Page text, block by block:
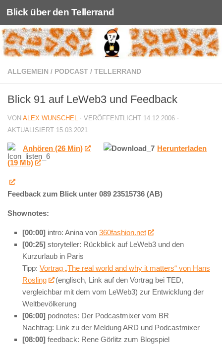
Unter dem Inhalt
Blick über den Tellerrand
ALLGEMEIN / PODCAST / TELLERRAND
Blick 91 auf LeWeb3 und Feedback
VON ALEX WUNSCHEL · VERÖFFENTLICHT 14.12.2006 ·
AKTUALISIERT 15.03.2021
Anhören (26 Min)
Herunterladen
(19 Mb)
Feedback zum Blick unter 089 23515736 (AB)
Shownotes:
[00:00] intro: Anina von 360fashion.net
[00:25] storyteller: Rückblick auf LeWeb3 und den
Kurzurlaub in Paris
Tipp: Vortrag „The real world and why it matters“ von Hans
Rosling
(englisch, Link auf den Vortrag bei TED,
vergleichbar mit dem vom LeWeb3) zur Entwicklung der
Weltbevölkerung
[06:00] podnotes: Der Podcastmixer vom BR
Nachtrag: Link zu der Meldung ARD und Podcastmixer
[08:00] feedback: Rene Görlitz zum Blogspiel